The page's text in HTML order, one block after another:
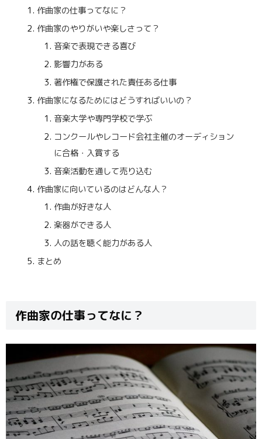
作曲家の仕事ってなに？
作曲家のやりがいや楽しさって？
音楽で表現できる喜び
影響力がある
著作権で保護された責任ある仕事
作曲家になるためにはどうすればいいの？
音楽大学や専門学校で学ぶ
コンクールやレコード会社主催のオーディション
に合格・入賞する
音楽活動を通して売り込む
作曲家に向いているのはどんな人？
作曲が好きな人
楽器ができる人
人の話を聴く能力がある人
まとめ
作曲家の仕事ってなに？